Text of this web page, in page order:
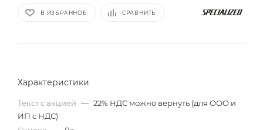
В ИЗБРАННОЕ СРАВНИТЬ
Характеристики
Текст с акцией — 22% НДС можно вернуть (для ООО и
ИП с НДС)